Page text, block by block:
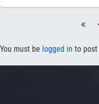
You must be logged in to post